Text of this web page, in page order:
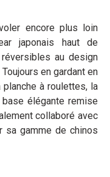
encore plus loin
japonais haut de
au design
en gardant en
à roulettes, la
élégante remise
collaboré avec
sa gamme de chinos